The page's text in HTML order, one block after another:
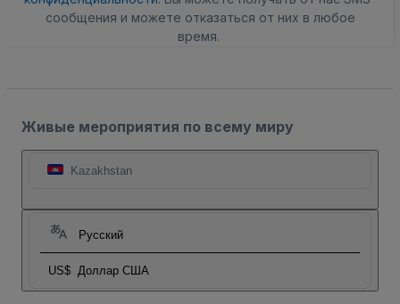
сообщения и можете отказаться от них в любое
время.
Живые мероприятия по всему миру
Kazakhstan
Русский
US$ Доллар США